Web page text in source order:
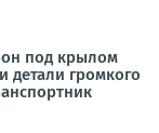
под крылом
детали громкого